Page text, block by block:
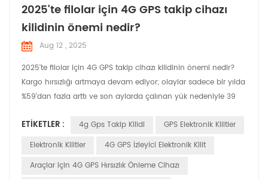
2025'te filolar için 4G GPS takip cihazı
kilidinin önemi nedir?
Aug 12 , 2025
2025'te filolar için 4G GPS takip cihazı kilidinin önemi nedir?
Kargo hırsızlığı artmaya devam ediyor; olaylar sadece bir yılda
%59'dan fazla arttı ve son aylarda çalınan yük nedeniyle 39
hem fiziksel hem de siber tehditlerden kaynaklanan risklerle
karşı karşıyasınız. Suçlular, güvenli olmayan duraklardaki
ETIKETLER : 4g Gps Takip Kilidi
GPS Elektronik Kilitler
Elektronik Kilitler
4G GPS İzleyici Elektronik Kilit
Araçlar Için 4G GPS Hırsızlık Önleme Cihazı